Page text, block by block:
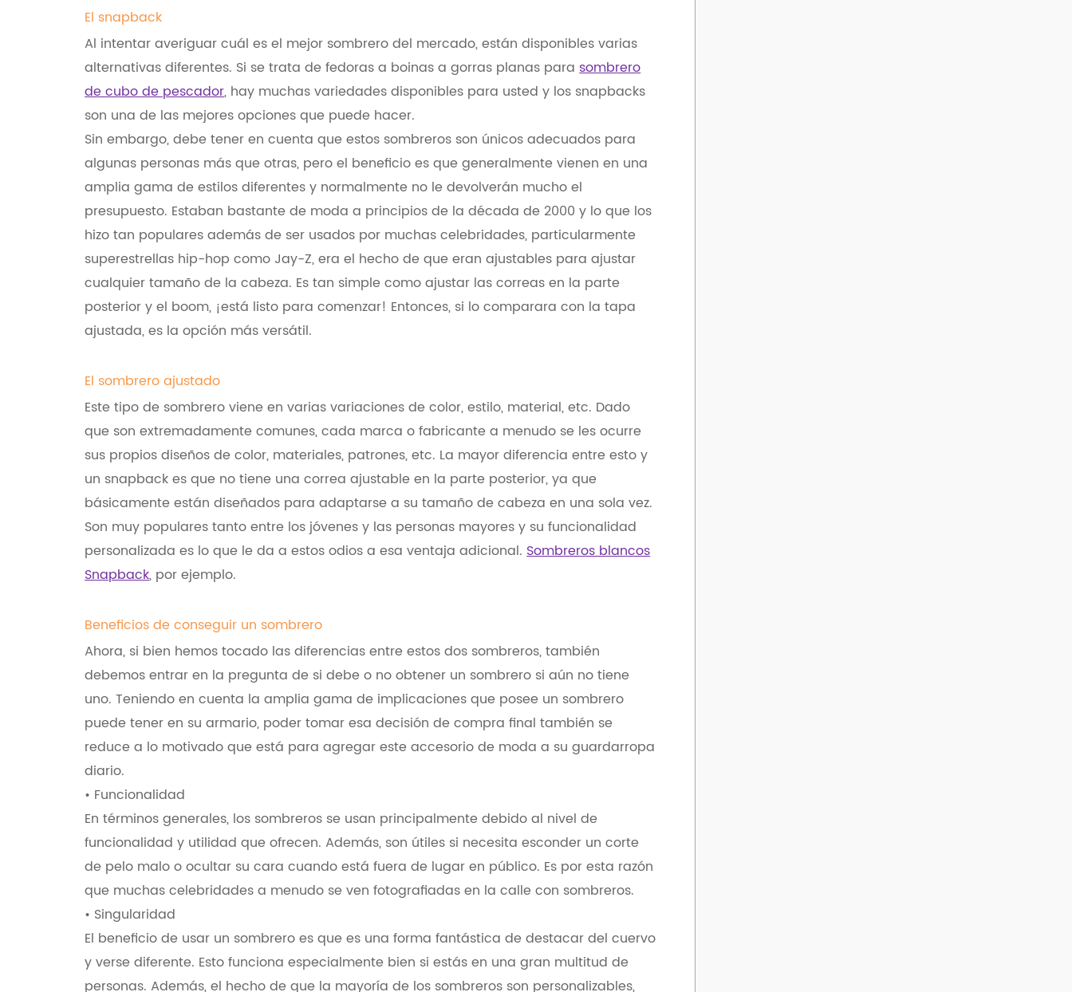
El snapback
Al intentar averiguar cuál es el mejor sombrero del mercado, están disponibles varias
alternativas diferentes. Si se trata de fedoras a boinas a gorras planas parasombrero
de cubo de pescador, hay muchas variedades disponibles para usted y los snapbacks
son una de las mejores opciones que puede hacer.
Sin embargo, debe tener en cuenta que estos sombreros son únicos adecuados para
algunas personas más que otras, pero el beneficio es que generalmente vienen en una
amplia gama de estilos diferentes y normalmente no le devolverán mucho el
presupuesto. Estaban bastante de moda a principios de la década de 2000 y lo que los
hizo tan populares además de ser usados por muchas celebridades, particularmente
superestrellas hip-hop como Jay-Z, era el hecho de que eran ajustables para ajustar
cualquier tamaño de la cabeza. Es tan simple como ajustar las correas en la parte
posterior y el boom, ¡está listo para comenzar! Entonces, si lo comparara con la tapa
ajustada, es la opción más versátil.
El sombrero ajustado
Este tipo de sombrero viene en varias variaciones de color, estilo, material, etc. Dado
que son extremadamente comunes, cada marca o fabricante a menudo se les ocurre
sus propios diseños de color, materiales, patrones, etc. La mayor diferencia entre esto y
un snapback es que no tiene una correa ajustable en la parte posterior, ya que
básicamente están diseñados para adaptarse a su tamaño de cabeza en una sola vez.
Son muy populares tanto entre los jóvenes y las personas mayores y su funcionalidad
personalizada es lo que le da a estos odios a esa ventaja adicional.Sombreros blancos
Snapback, por ejemplo.
Beneficios de conseguir un sombrero
Ahora, si bien hemos tocado las diferencias entre estos dos sombreros, también
debemos entrar en la pregunta de si debe o no obtener un sombrero si aún no tiene
uno. Teniendo en cuenta la amplia gama de implicaciones que posee un sombrero
puede tener en su armario, poder tomar esa decisión de compra final también se
reduce a lo motivado que está para agregar este accesorio de moda a su guardarropa
diario.
• Funcionalidad
En términos generales, los sombreros se usan principalmente debido al nivel de
funcionalidad y utilidad que ofrecen. Además, son útiles si necesita esconder un corte
de pelo malo o ocultar su cara cuando está fuera de lugar en público. Es por esta razón
que muchas celebridades a menudo se ven fotografiadas en la calle con sombreros.
• Singularidad
El beneficio de usar un sombrero es que es una forma fantástica de destacar del cuervo
y verse diferente. Esto funciona especialmente bien si estás en una gran multitud de
personas. Además, el hecho de que la mayoría de los sombreros son personalizables,